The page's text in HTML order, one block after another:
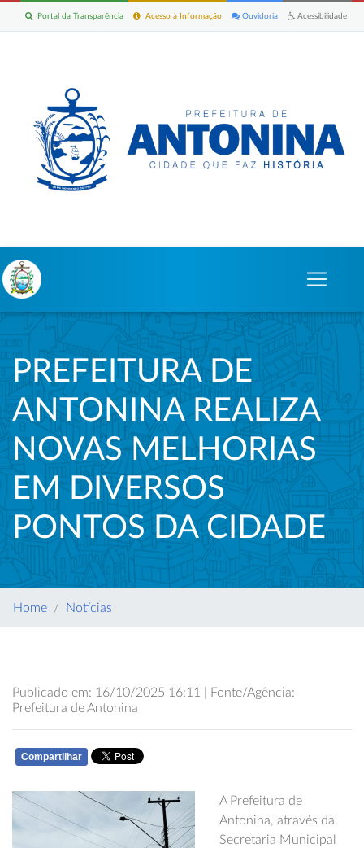
Acessibilidade
Ouvidoria
Acesso à Informação
Portal da Transparência
PREFEITURA DE
ANTONINA REALIZA
NOVAS MELHORIAS
EM DIVERSOS
PONTOS DA CIDADE
Home Notícias
Publicado em: 16/10/2025 16:11 | Fonte/Agência:
Prefeitura de Antonina
Compartilhar
A Prefeitura de
Antonina, através da
Secretaria Municipal